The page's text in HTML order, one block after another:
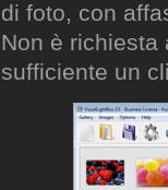
di foto, con
Non è richiesta
sufficiente un